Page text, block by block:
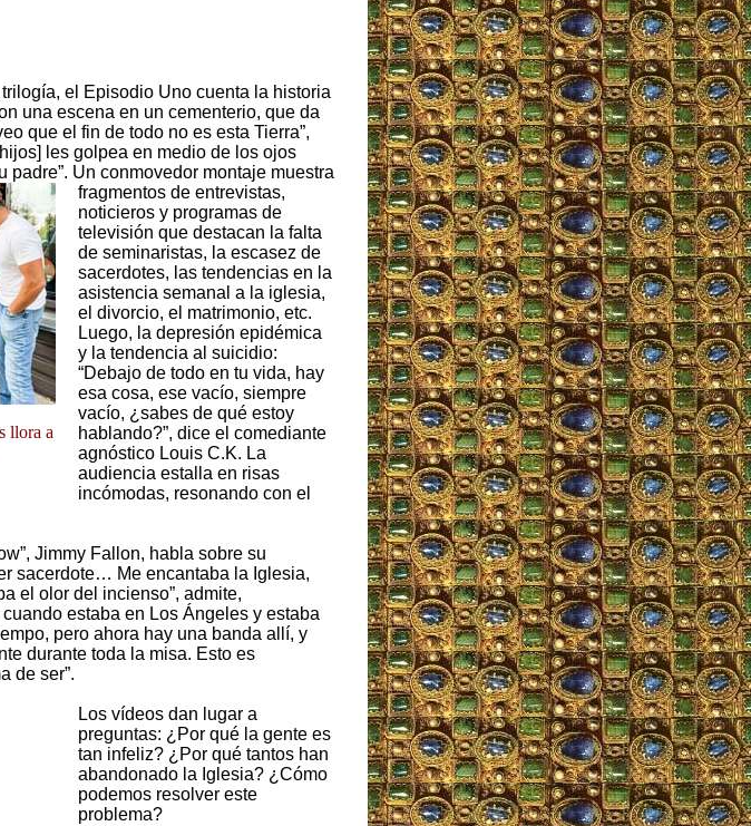
el Episodio Uno cuenta la historia
una escena en un cementerio, que da
que el fin de todo no es esta Tierra”,
les golpea en medio de los ojos
padre”.
llora a
Un conmovedor montaje muestra
fragmentos de entrevistas,
noticieros y programas de
televisión que destacan la falta
de seminaristas, la escasez de
sacerdotes, las tendencias en la
asistencia semanal a la iglesia,
el divorcio, el matrimonio, etc.
Luego, la depresión epidémica
y la tendencia al suicidio:
“Debajo de todo en tu vida, hay
esa cosa, ese vacío, siempre
vacío, ¿sabes de qué estoy
hablando?”, dice el comediante
agnóstico Louis C.K. La
audiencia estalla en risas
incómodas, resonando con el
Jimmy Fallon, habla sobre su
sacerdote… Me encantaba la Iglesia,
el olor del incienso”, admite,
estaba en Los Ángeles y estaba
pero ahora hay una banda allí, y
durante toda la misa. Esto es
de ser”.
Los vídeos dan lugar a
preguntas: ¿Por qué la gente es
tan infeliz? ¿Por qué tantos han
abandonado la Iglesia? ¿Cómo
podemos resolver este
problema?